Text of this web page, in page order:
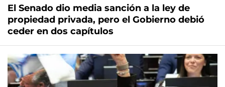
El Senado dio media sanción a la ley de
propiedad privada, pero el Gobierno debió
ceder en dos capítulos